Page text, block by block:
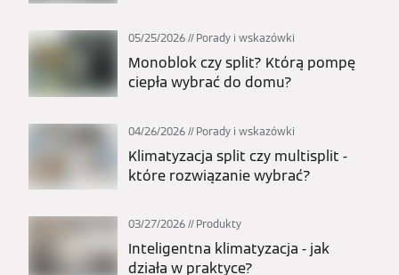
05/25/2026 Porady i wskazówki
Monoblok czy split? Którą pompę
ciepła wybrać do domu?
04/26/2026 Porady i wskazówki
Klimatyzacja split czy multisplit -
które rozwiązanie wybrać?
03/27/2026 Produkty
Inteligentna klimatyzacja - jak
działa w praktyce?